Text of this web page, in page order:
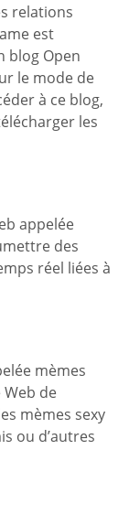
relations
est
blog Open
le mode de
à ce blog,
les
appelée
des
réel liées à
mèmes
de
mèmes sexy
ou d’autres